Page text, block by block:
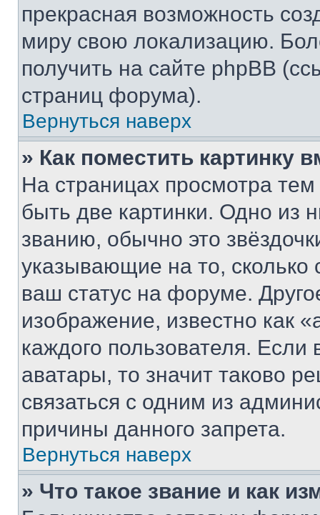
прекрасная возможность
миру свою локализацию.
получить на сайте phpBB
страниц форума).
Вернуться наверх
» Как поместить картинку
На страницах просмотра
быть две картинки. Одно из
званию, обычно это
указывающие на то,
ваш статус на форуме.
изображение, известно как
каждого пользователя.
аватары, то значит таково
связаться с одним из
причины данного запрета.
Вернуться наверх
» Что такое звание и как